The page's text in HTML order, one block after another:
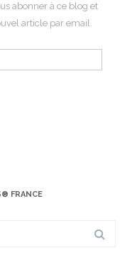
abonner à ce blog et
article par email.
FRANCE